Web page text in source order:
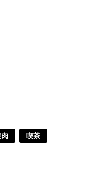
肉 喫茶